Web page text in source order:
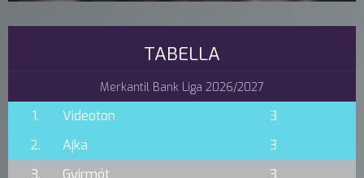
TABELLA
Merkantil Bank Liga 2026/2027
1. Videoton
3
2.
Ajka
3
3.
Gyirmót
3